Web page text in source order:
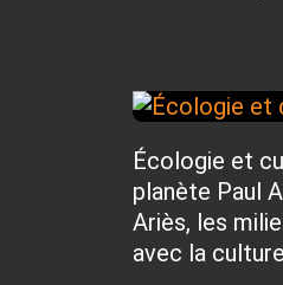
Écologie et
planète Paul
Ariès, les
avec la